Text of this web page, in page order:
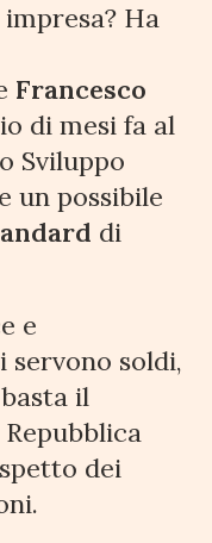
Ha
Francesco
di mesi fa al
Sviluppo
un possibile
di
e
servono soldi,
il
dei